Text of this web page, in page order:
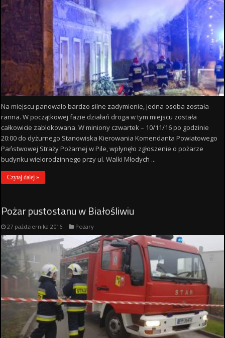
Na miejscu panowało bardzo silne zadymienie, jedna osoba została
ranna. W początkowej fazie działań droga w tym miejscu została
całkowicie zablokowana. W miniony czwartek – 10/11/16 po godzinie
20:00 do dyżurnego Stanowiska Kierowania Komendanta Powiatowego
Państwowej Straży Pożarnej w Pile, wpłynęło zgłoszenie o pożarze
budynku wielorodzinnego przy ul. Walki Młodych ...
Czytaj dalej »
Pożar pustostanu w Białośliwiu
27 października 2016 Pożary